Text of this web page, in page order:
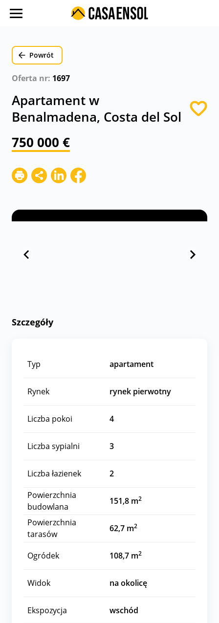
Oferty w regionach
Ulubione oferty
Koszty
Kontakt
Powrót
Oferta nr: 1697
Apartament w
Benalmadena, Costa del Sol
750 000 €
Szczegóły
Typ apartament
Rynek rynek pierwotny
Liczba pokoi 4
Liczba sypialni 3
Liczba łazienek
2
Powierzchnia
budowlana
151,8 m2
Powierzchnia
tarasów
62,7 m2
Ogródek 108,7 m2
Widok na okolicę
Ekspozycja wschód